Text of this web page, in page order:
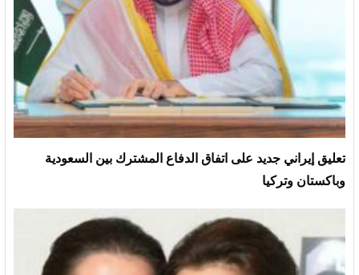
تعليق إيراني جديد على اتفاق الدفاع المشترك بين السعودية
وباكستان وتركيا